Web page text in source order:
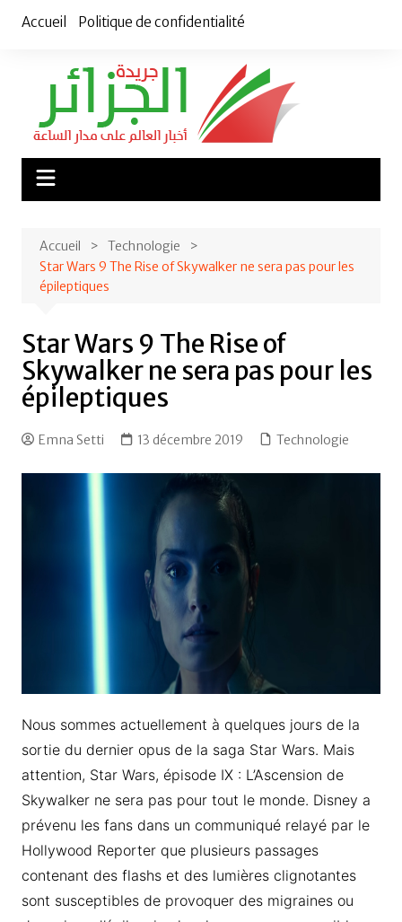
Accueil Politique de confidentialité
Accueil
Technologie
Star Wars 9 The Rise of Skywalker ne sera pas pour les
épileptiques
Star Wars 9 The Rise of
Skywalker ne sera pas pour les
épileptiques
Emna Setti 13 décembre 2019 Technologie
Nous sommes actuellement à quelques jours de la
sortie du dernier opus de la saga Star Wars. Mais
attention, Star Wars, épisode IX : L’Ascension de
Skywalker ne sera pas pour tout le monde. Disney a
prévenu les fans dans un communiqué relayé par le
Hollywood Reporter que plusieurs passages
contenant des flashs et des lumières clignotantes
sont susceptibles de provoquer des migraines ou